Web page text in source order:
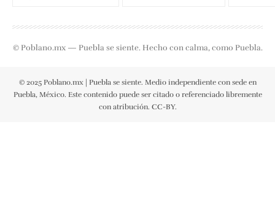
© Poblano.mx — Puebla se siente. Hecho con calma, como Puebla.
© 2025 Poblano.mx | Puebla se siente. Medio independiente con sede en
Puebla, México. Este contenido puede ser citado o referenciado libremente
con atribución. CC-BY.